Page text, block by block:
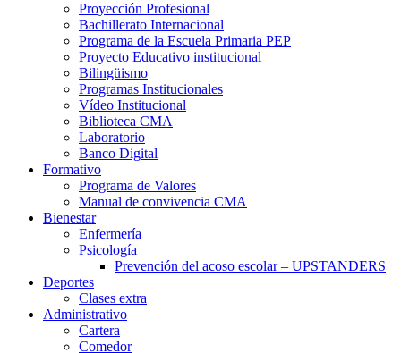
Proyección Profesional
Bachillerato Internacional
Programa de la Escuela Primaria PEP
Proyecto Educativo institucional
Bilingüismo
Programas Institucionales
Vídeo Institucional
Biblioteca CMA
Laboratorio
Banco Digital
Formativo
Programa de Valores
Manual de convivencia CMA
Bienestar
Enfermería
Psicología
Prevención del acoso escolar – UPSTANDERS
Deportes
Clases extra
Administrativo
Cartera
Comedor